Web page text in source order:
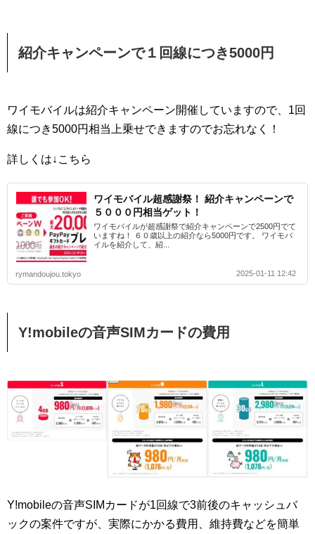
紹介キャンペーンで１回線につき5000円
ワイモバイルは紹介キャンペーン開催していますので、1回
線につき5000円相当上乗せできますのでお忘れなく！
詳しくは↓こちら
ワイモバイル超感謝祭！ 紹介キャンペーンで
５０００円相当ゲット！
ワイモバイルが超感謝祭で紹介キャンペーンで2500円でて
いますね！ ６０歳以上の紹介なら5000円です。 ワイモバ
イルを紹介して、紹...
rymandoujou.tokyo 2025-01-11 12:42
Y!mobileの音声SIMカードの費用
Y!mobileの音声SIMカードが1回線で3前後のキャッシュバ
ックの案件ですが、実際にかかる費用、維持費などを簡単